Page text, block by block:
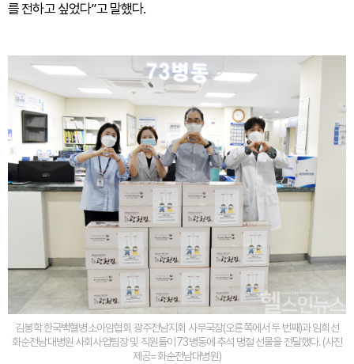
를 전하고 싶었다”고 말했다.
김봉학 한국백혈병소아암협회 광주전남지회 사무국장(오른쪽에서 두 번째)과 임희선
화순전남대병원 사회사업팀장 및 직원들이 73병동에 추석 명절 선물을 전달했다. (사진
제공=화순전남대병원)